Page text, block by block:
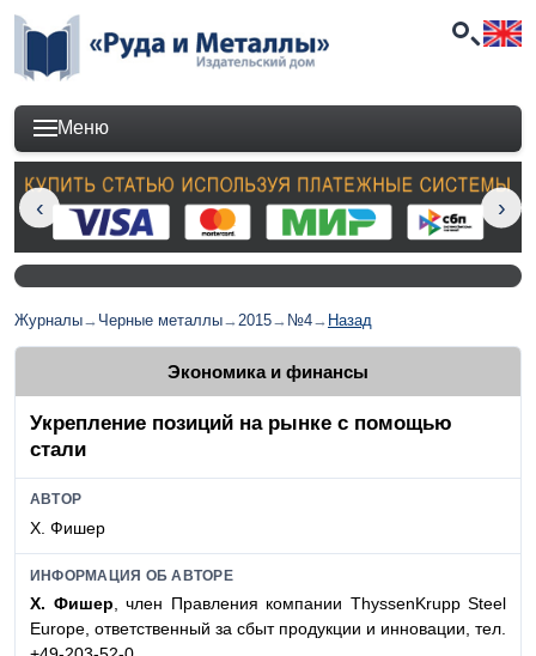
Меню
Журналы→ Черные металлы→2015→ №4→ Назад
Экономика и финансы
Укрепление позиций на рынке с помощью
стали
АВТОР
Х. Фишер
ИНФОРМАЦИЯ ОБ АВТОРЕ
Х. Фишер , член Правления компании ThyssenKrupp Steel
Europe, ответственный за сбыт продукции и инновации, тел.